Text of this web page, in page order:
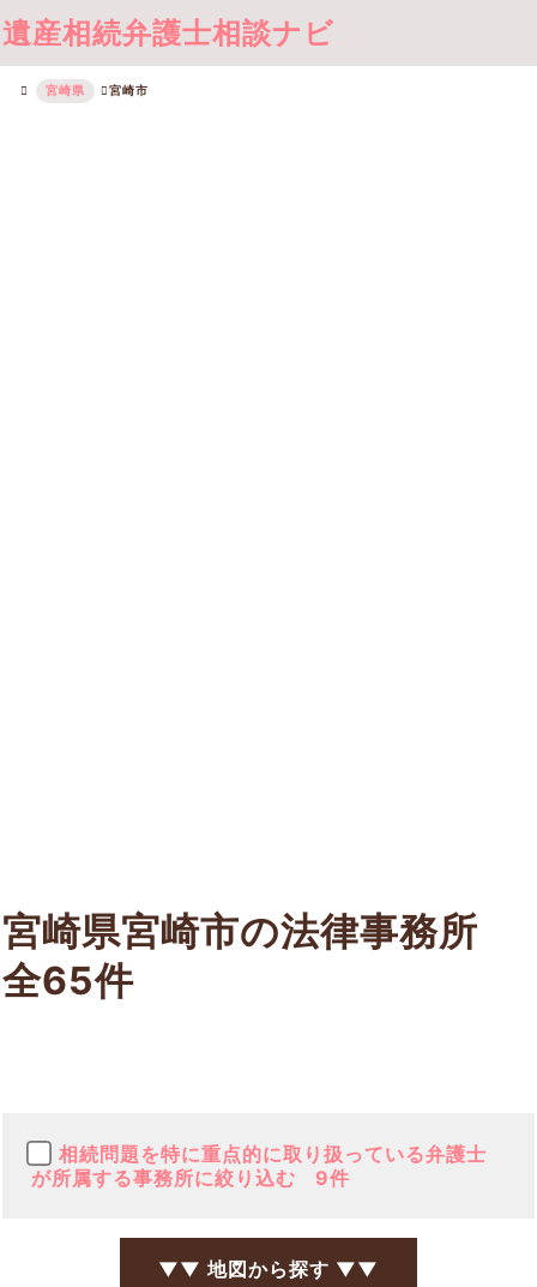
遺産相続弁護士相談ナビ
宮崎県 宮崎市
宮崎県宮崎市の法律事務所
全65件
相続問題を特に重点的に取り扱っている弁護士
が所属する事務所に絞り込む
9件
▼▼ 地図から探す ▼▼